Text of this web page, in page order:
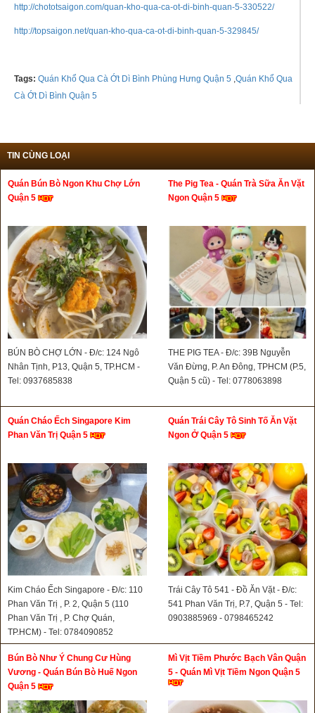
http://chototsaigon.com/quan-kho-qua-ca-ot-di-binh-quan-5-330522/
http://topsaigon.net/quan-kho-qua-ca-ot-di-binh-quan-5-329845/
Tags: Quán Khổ Qua Cà Ớt Dì Bình Phùng Hưng Quận 5 ,Quán Khổ Qua
Cà Ớt Dì Bình Quận 5
TIN CÙNG LOẠI
Quán Bún Bò Ngon Khu Chợ Lớn
Quận 5
BÚN BÒ CHỢ LỚN - Đ/c: 124 Ngô
Nhân Tịnh, P13, Quận 5, TP.HCM -
Tel: 0937685838
The Pig Tea - Quán Trà Sữa Ăn Vặt
Ngon Quận 5
THE PIG TEA - Đ/c: 39B Nguyễn
Văn Đừng, P. An Đông, TPHCM (P.5,
Quận 5 cũ) - Tel: 0778063898
Quán Cháo Ếch Singapore Kim
Phan Văn Trị Quận 5
Kim Cháo Ếch Singapore - Đ/c: 110
Phan Văn Trị , P. 2, Quận 5 (110
Phan Văn Trị , P. Chợ Quán,
TP.HCM) - Tel: 0784090852
Quán Trái Cây Tô Sinh Tố Ăn Vặt
Ngon Ở Quận 5
Trái Cây Tô 541 - Đồ Ăn Vặt - Đ/c:
541 Phan Văn Trị, P.7, Quận 5 - Tel:
0903885969 - 0798465242
Bún Bò Như Ý Chung Cư Hùng
Vương - Quán Bún Bò Huế Ngon
Quận 5
Mì Vịt Tiềm Phước Bạch Vân Quận
5 - Quán Mì Vịt Tiềm Ngon Quận 5